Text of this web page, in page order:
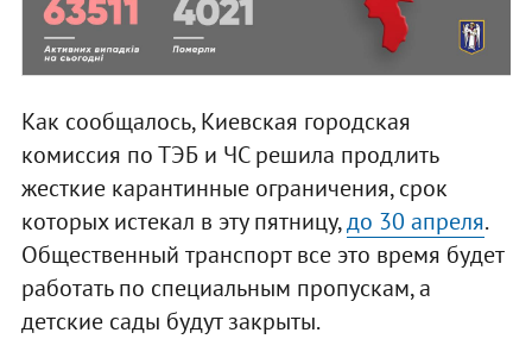
Как сообщалось, Киевская городская
комиссия по ТЭБ и ЧС решила продлить
жесткие карантинные ограничения, срок
которых истекал в эту пятницу,до 30 апреля.
Общественный транспорт все это время будет
работать по специальным пропускам, а
детские сады будут закрыты.